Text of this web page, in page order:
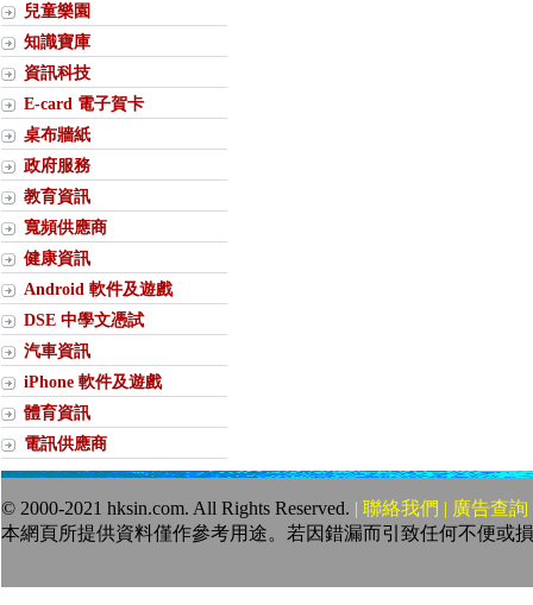
兒童樂園
知識寶庫
資訊科技
E-card 電子賀卡
桌布牆紙
政府服務
教育資訊
寬頻供應商
健康資訊
Android 軟件及遊戲
DSE 中學文憑試
汽車資訊
iPhone 軟件及遊戲
體育資訊
電訊供應商
© 2000-2021 hksin.com. All Rights Reserved. | 聯絡我們 | 廣告查詢
本網頁所提供資料僅作參考用途。若因錯漏而引致任何不便或